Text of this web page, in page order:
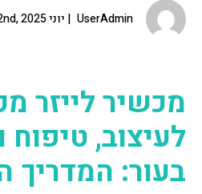
UserAdmin יוני 22nd, 2025
מכשיר לייזר
לעיצוב, טיפוח
בעור: המדריך